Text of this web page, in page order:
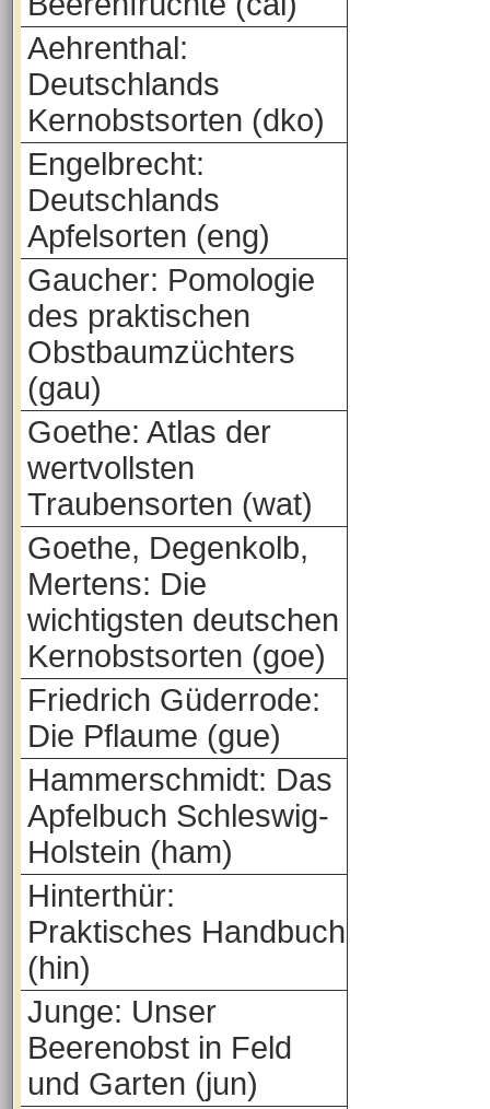
Aehrenthal:
Deutschlands
Kernobstsorten (dko)
Engelbrecht:
Deutschlands
Apfelsorten (eng)
Gaucher: Pomologie
des praktischen
Obstbaumzüchters
(gau)
Goethe: Atlas der
wertvollsten
Traubensorten (wat)
Goethe, Degenkolb,
Mertens: Die
wichtigsten deutschen
Kernobstsorten (goe)
Friedrich Güderrode:
Die Pflaume (gue)
Hammerschmidt: Das
Apfelbuch Schleswig-
Holstein (ham)
Hinterthür:
Praktisches Handbuch
(hin)
Junge: Unser
Beerenobst in Feld
und Garten (jun)